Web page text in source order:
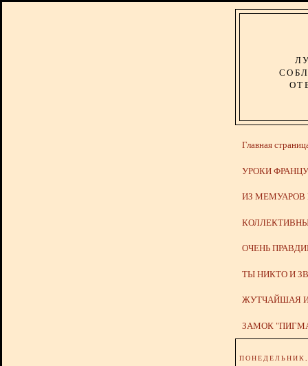
Главная
УРОКИ
ИЗ МЕМУАРОВ
ОЧЕНЬ
ТЫ НИКТО И
ЖУТЧАЙШАЯ
ЗАМОК